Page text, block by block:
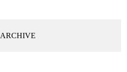
ARCHIVE